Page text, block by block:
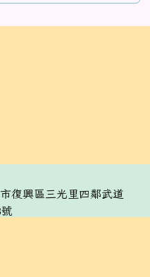
復興區三光里四鄰武道